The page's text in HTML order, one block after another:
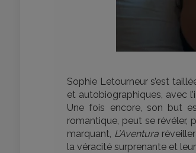
Sophie Letourneur s’est
et autobiographiques, avec
Une fois encore, son but
romantique, peut se révéler,
marquant, L’Aventura
la véracité surprenante et